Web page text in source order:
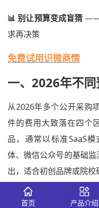
📊 别让预算变成盲猜 ——
求再决策
免费试用识微商情
一、2026年不
从2026年多个公开采购
件的费用大致落在四个
品，通常以标准SaaS
体、微信公众号的基础
出，适合初创品牌或院校
年度预算在3万至8万元
首页 产品介绍